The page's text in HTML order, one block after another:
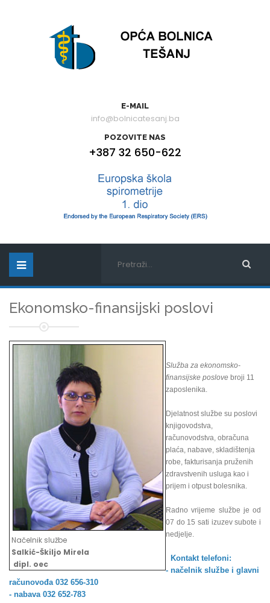
E-MAIL
info@bolnicatesanj.ba
POZOVITE NAS
+387 32 650-622
Ekonomsko-finansijski poslovi
Načelnik službe
Salkić-Škiljo Mirela
dipl. oec
Služba za ekonomsko-
finansijske poslove broji 11
zaposlenika.
Djelatnost službe su poslovi
knjigovodstva,
računovodstva, obračuna
plaća, nabave, skladištenja
robe, fakturisanja pruženih
zdravstvenih usluga kao i
prijem i otpust bolesnika.
Radno vrijeme službe je od
07 do 15 sati izuzev subote i
nedjelje.
Kontakt telefoni:
- načelnik službe i glavni
računovođa 032 656-310
- nabava 032 652-783